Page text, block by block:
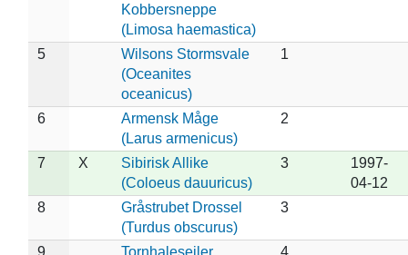
Kobbersneppe
(Limosa haemastica)
5
Wilsons Stormsvale
(Oceanites
oceanicus)
1
6
Armensk Måge
(Larus armenicus)
2
7 X
Sibirisk Allike
(Coloeus dauuricus)
3
1997-
04-12
8
Gråstrubet Drossel
(Turdus obscurus)
3
9
Tornhalesejler
4